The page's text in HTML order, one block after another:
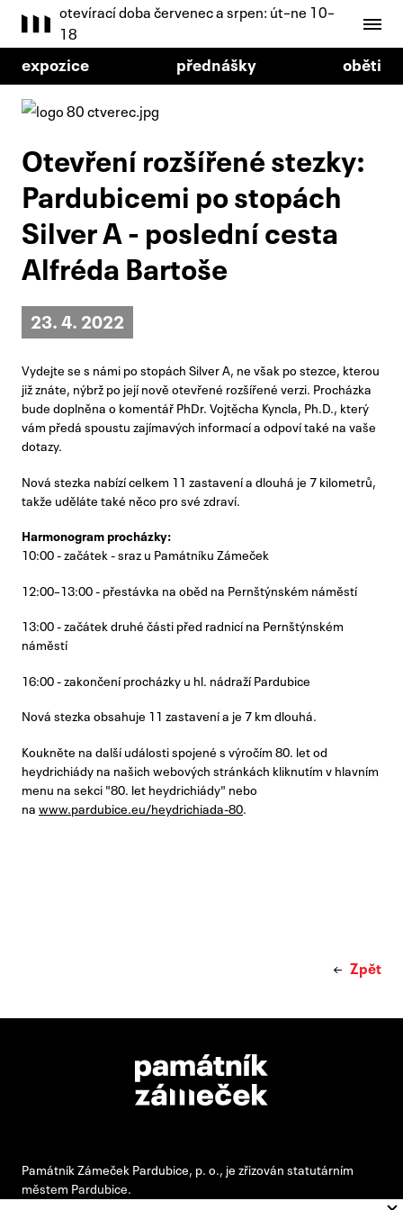
otevírací doba červenec a srpen: út–ne 10–
18
expozice přednášky oběti
Otevření rozšířené stezky:
Pardubicemi po stopách
Silver A - poslední cesta
Alfréda Bartoše
23. 4. 2022
Vydejte se s námi po stopách Silver A, ne však po stezce, kterou
již znáte, nýbrž po její nově otevřené rozšířené verzi. Procházka
bude doplněna o komentář PhDr. Vojtěcha Kyncla, Ph.D., který
vám předá spoustu zajímavých informací a odpoví také na vaše
dotazy.
Nová stezka nabízí celkem 11 zastavení a dlouhá je 7 kilometrů,
takže uděláte také něco pro své zdraví.
Harmonogram procházky:
10:00 - začátek - sraz u Památníku Zámeček
12:00–13:00 - přestávka na oběd na Pernštýnském náměstí
13:00 - začátek druhé části před radnicí na Pernštýnském
náměstí
16:00 - zakončení procházky u hl. nádraží Pardubice
Nová stezka obsahuje 11 zastavení a je 7 km dlouhá.
Koukněte na další události spojené s výročím 80. let od
heydrichiády na našich webových stránkách kliknutím v hlavním
menu na sekci "80. let heydrichiády" nebo
na www.pardubice.eu/heydrichiada-80
Zpět
Památník Zámeček Pardubice, p. o., je zřizován statutárním
městem Pardubice.